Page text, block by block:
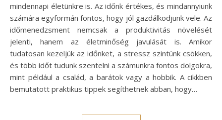
mindennapi életünkre is. Az időnk értékes, és mindannyiunk
számára egyformán fontos, hogy jól gazdálkodjunk vele. Az
időmenedzsment nemcsak a produktivitás növelését
jelenti, hanem az életminőség javulását is. Amikor
tudatosan kezeljük az időnket, a stressz szintünk csökken,
és több időt tudunk szentelni a számunkra fontos dolgokra,
mint például a család, a barátok vagy a hobbik. A cikkben
bemutatott praktikus tippek segíthetnek abban, hogy…